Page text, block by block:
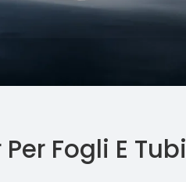
Fogli E Tubi